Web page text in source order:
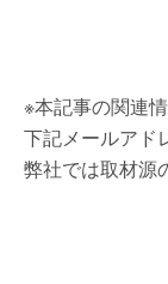
※本記事の関連
下記メールアド
弊社では取材源